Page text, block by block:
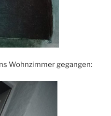
Wohnzimmer gegangen: